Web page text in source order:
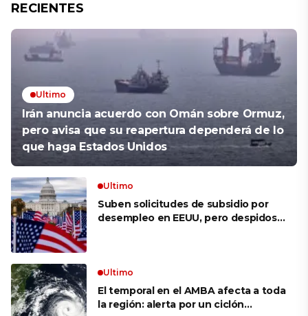
RECIENTES
Ultimo
Irán anuncia acuerdo con Omán sobre Ormuz,
pero avisa que su reapertura dependerá de lo
que haga Estados Unidos
Ultimo
Suben solicitudes de subsidio por
desempleo en EEUU, pero despidos
Ultimo
El temporal en el AMBA afecta a toda
la región: alerta por un ciclón